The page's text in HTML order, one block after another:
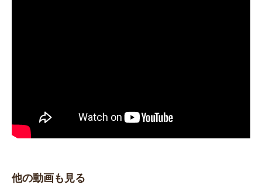
他の動画も見る